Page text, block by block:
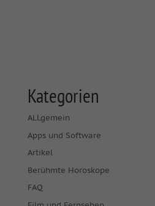
Kategorien
ALLgemein
Apps und Software
Artikel
Berühmte Horoskope
FAQ